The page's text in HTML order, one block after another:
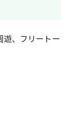
遊、フリートー